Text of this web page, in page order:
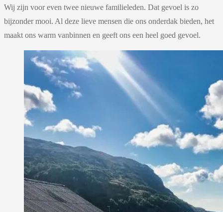
Wij zijn voor even twee nieuwe familieleden. Dat gevoel is zo
bijzonder mooi. Al deze lieve mensen die ons onderdak bieden, het
maakt ons warm vanbinnen en geeft ons een heel goed gevoel.